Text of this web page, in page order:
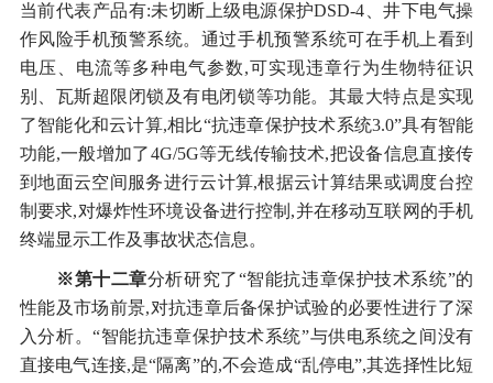
当前代表产品有:未切断上级电源保护DSD-4、井下电气操
作风险手机预警系统。通过手机预警系统可在手机上看到
电压、电流等多种电气参数,可实现违章行为生物特征识
别、瓦斯超限闭锁及有电闭锁等功能。其最大特点是实现
了智能化和云计算,相比“抗违章保护技术系统3.0”具有智能
功能,一般增加了4G/5G等无线传输技术,把设备信息直接传
到地面云空间服务进行云计算,根据云计算结果或调度台控
制要求,对爆炸性环境设备进行控制,并在移动互联网的手机
终端显示工作及事故状态信息。
※第十二章分析研究了“智能抗违章保护技术系统”的
性能及市场前景,对抗违章后备保护试验的必要性进行了深
入分析。“智能抗违章保护技术系统”与供电系统之间没有
直接电气连接,是“隔离”的,不会造成“乱停电”,其选择性比短